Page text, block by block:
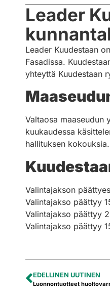
Leader
Leader Kuudestaan
Fasadissa.
yhteyttä Kuudestaan
Valtaosa maaseudun
kuukaudessa
hallituksen
Valintajakson
Valintajakso päättyy
Valintajakso päättyy
Valintajakso päättyy
EDELLINEN UUTINEN
Luonnontuotteet